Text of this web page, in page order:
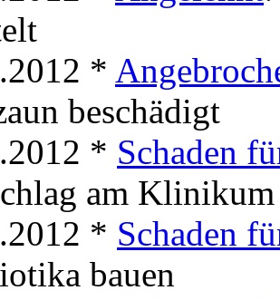
*
beschädigt
* Schaden
am Klinikum
* Schaden
bauen